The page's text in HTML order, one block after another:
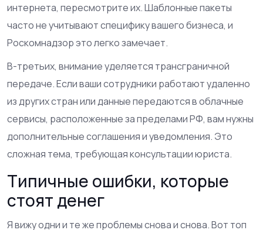
интернета, пересмотрите их. Шаблонные пакеты
часто не учитывают специфику вашего бизнеса, и
Роскомнадзор это легко замечает.
В-третьих, внимание уделяется трансграничной
передаче. Если ваши сотрудники работают удаленно
из других стран или данные передаются в облачные
сервисы, расположенные за пределами РФ, вам нужны
дополнительные соглашения и уведомления. Это
сложная тема, требующая консультации юриста.
Типичные ошибки, которые
стоят денег
Я вижу одни и те же проблемы снова и снова. Вот топ